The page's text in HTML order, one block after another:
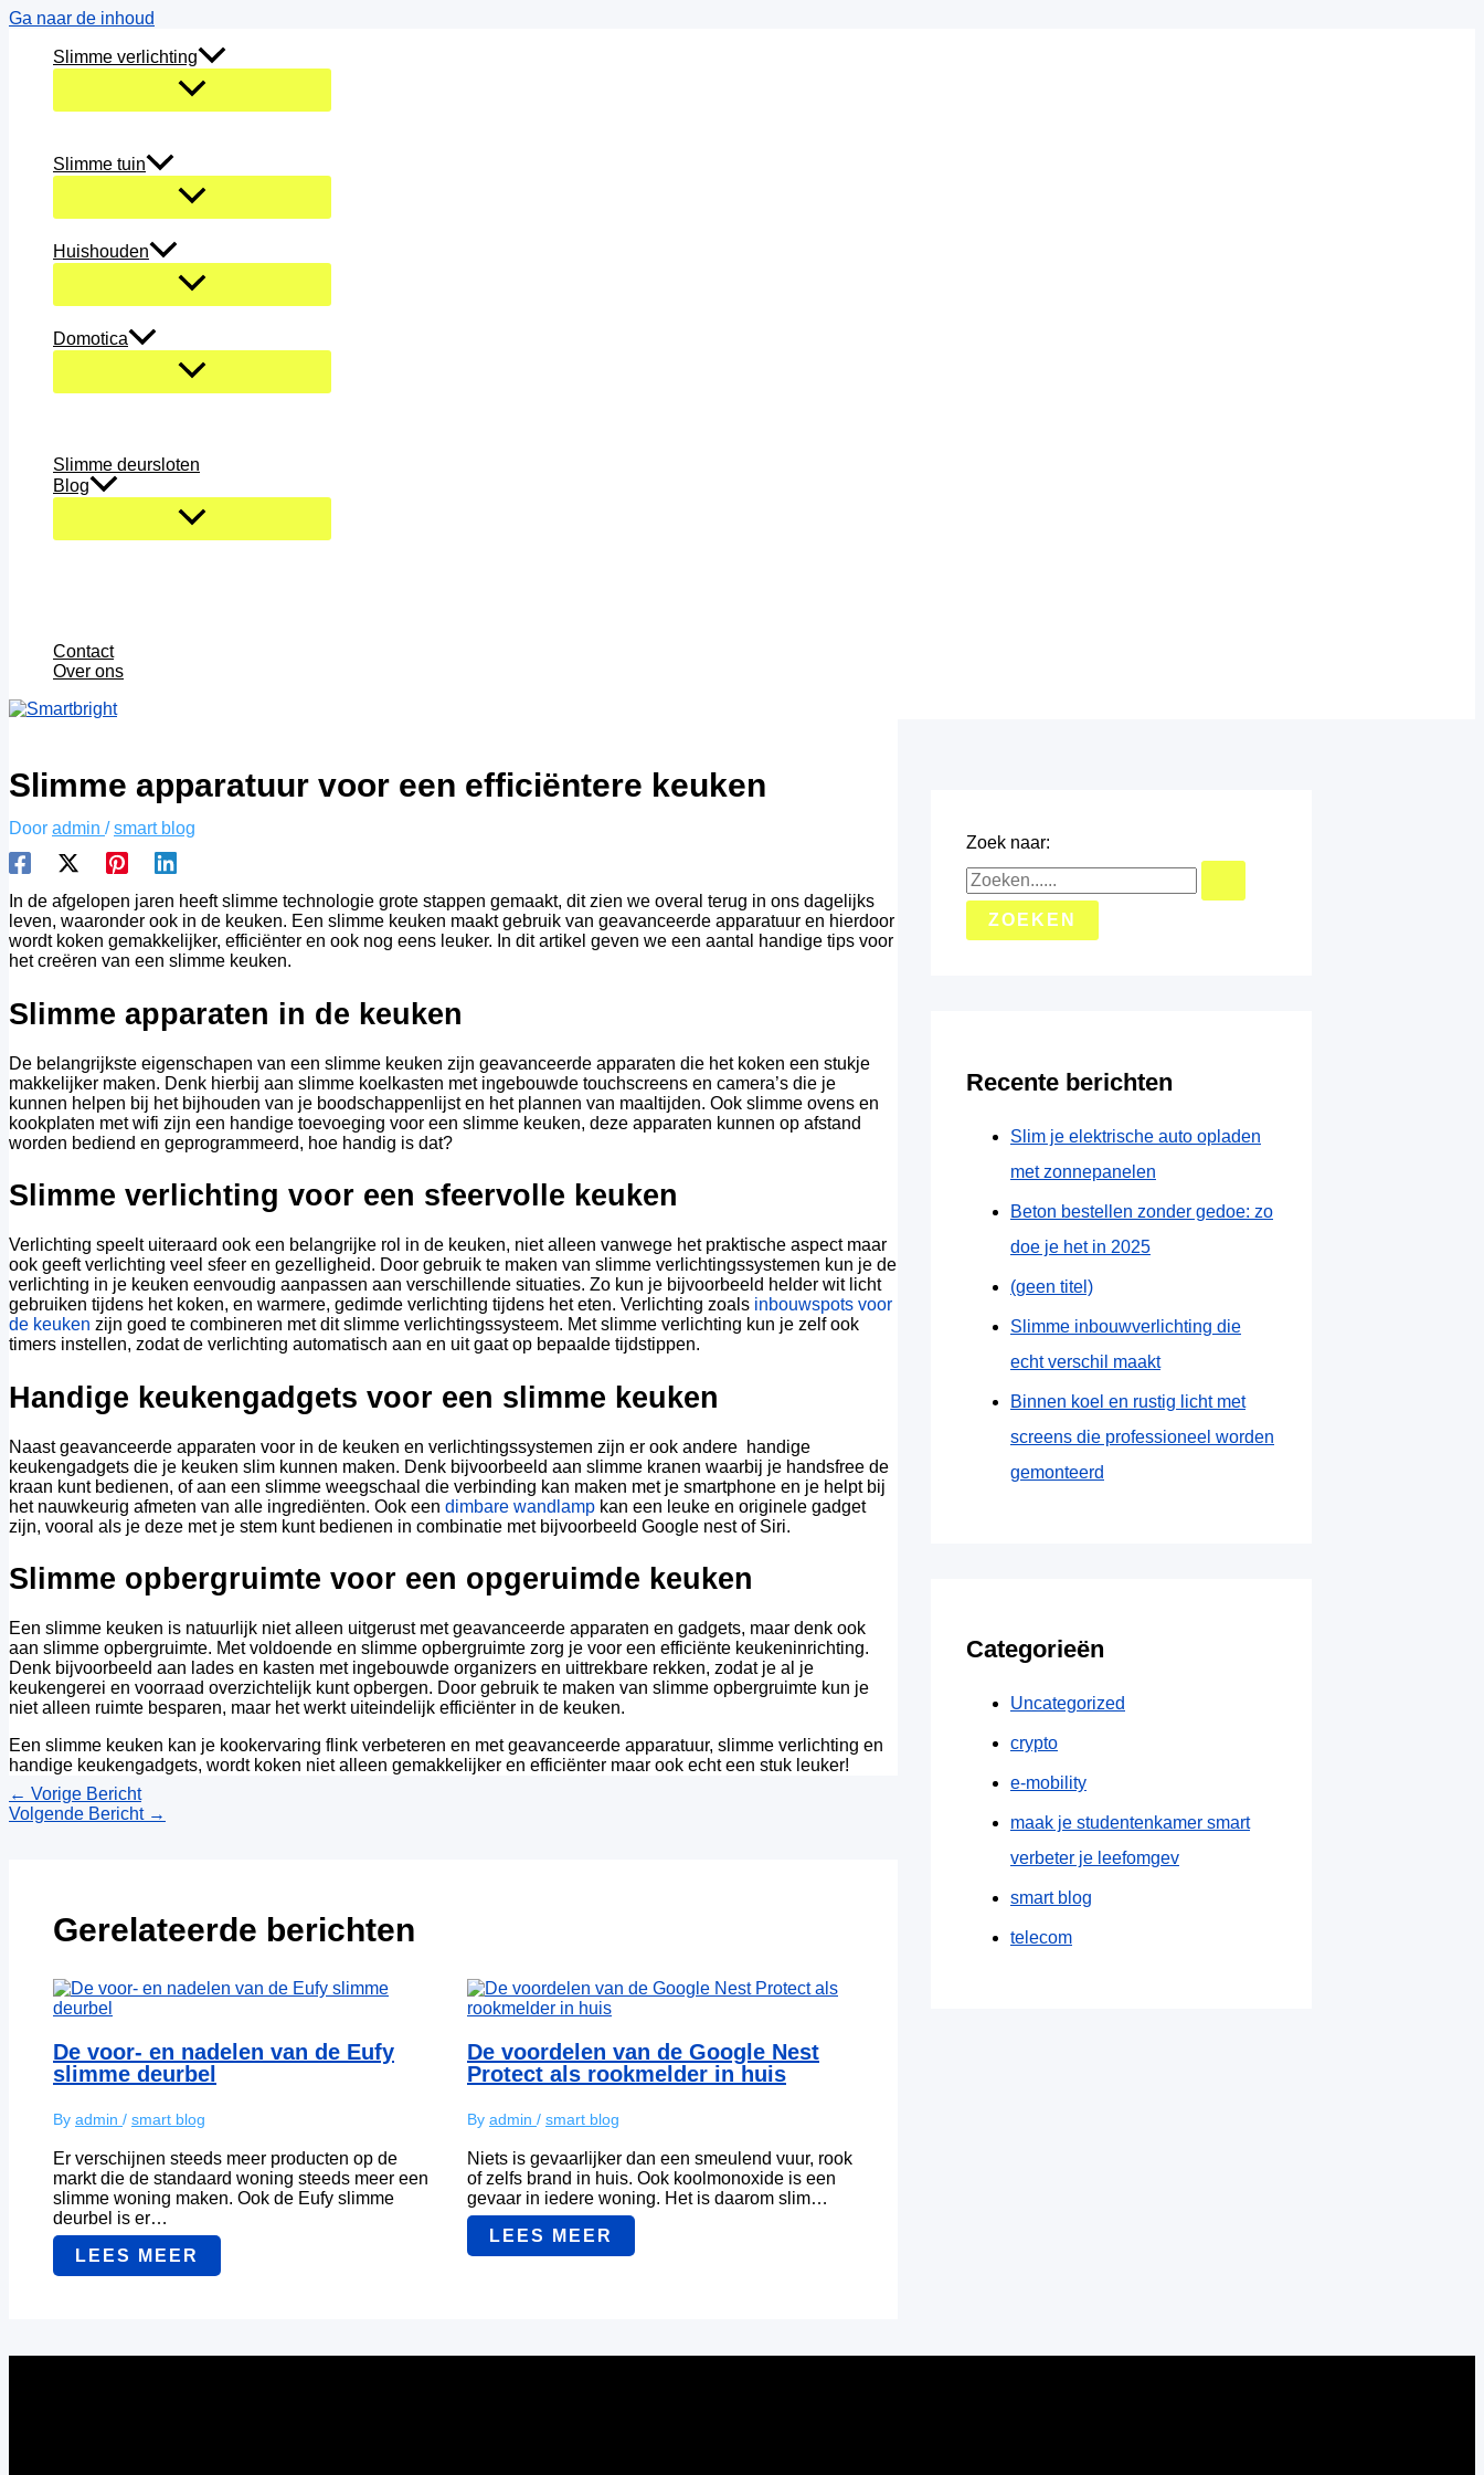
Ga naar de inhoud
Slimme verlichting
Slimme tuin
Huishouden
Domotica
Slimme deursloten
Blog
Contact
Over ons
Slimme apparatuur voor een efficiëntere keuken
Door admin /smart blog
In de afgelopen jaren heeft slimme technologie grote stappen gemaakt, dit zien we overal terug in ons dagelijks
leven, waaronder ook in de keuken. Een slimme keuken maakt gebruik van geavanceerde apparatuur en hierdoor
wordt koken gemakkelijker, efficiënter en ook nog eens leuker. In dit artikel geven we een aantal handige tips voor
het creëren van een slimme keuken.
Slimme apparaten in de keuken
De belangrijkste eigenschapen van een slimme keuken zijn geavanceerde apparaten die het koken een stukje
makkelijker maken. Denk hierbij aan slimme koelkasten met ingebouwde touchscreens en camera’s die je
kunnen helpen bij het bijhouden van je boodschappenlijst en het plannen van maaltijden. Ook slimme ovens en
kookplaten met wifi zijn een handige toevoeging voor een slimme keuken, deze apparaten kunnen op afstand
worden bediend en geprogrammeerd, hoe handig is dat?
Slimme verlichting voor een sfeervolle keuken
Verlichting speelt uiteraard ook een belangrijke rol in de keuken, niet alleen vanwege het praktische aspect maar
ook geeft verlichting veel sfeer en gezelligheid. Door gebruik te maken van slimme verlichtingssystemen kun je de
verlichting in je keuken eenvoudig aanpassen aan verschillende situaties. Zo kun je bijvoorbeeld helder wit licht
gebruiken tijdens het koken, en warmere, gedimde verlichting tijdens het eten. Verlichting zoals inbouwspots voor
de keuken zijn goed te combineren met dit slimme verlichtingssysteem. Met slimme verlichting kun je zelf ook
timers instellen, zodat de verlichting automatisch aan en uit gaat op bepaalde tijdstippen.
Handige keukengadgets voor een slimme keuken
Naast geavanceerde apparaten voor in de keuken en verlichtingssystemen zijn er ook andere handige
keukengadgets die je keuken slim kunnen maken. Denk bijvoorbeeld aan slimme kranen waarbij je handsfree de
kraan kunt bedienen, of aan een slimme weegschaal die verbinding kan maken met je smartphone en je helpt bij
het nauwkeurig afmeten van alle ingrediënten. Ook een dimbare wandlamp kan een leuke en originele gadget
zijn, vooral als je deze met je stem kunt bedienen in combinatie met bijvoorbeeld Google nest of Siri.
Slimme opbergruimte voor een opgeruimde keuken
Een slimme keuken is natuurlijk niet alleen uitgerust met geavanceerde apparaten en gadgets, maar denk ook
aan slimme opbergruimte. Met voldoende en slimme opbergruimte zorg je voor een efficiënte keukeninrichting.
Denk bijvoorbeeld aan lades en kasten met ingebouwde organizers en uittrekbare rekken, zodat je al je
keukengerei en voorraad overzichtelijk kunt opbergen. Door gebruik te maken van slimme opbergruimte kun je
niet alleen ruimte besparen, maar het werkt uiteindelijk efficiënter in de keuken.
Een slimme keuken kan je kookervaring flink verbeteren en met geavanceerde apparatuur, slimme verlichting en
handige keukengadgets, wordt koken niet alleen gemakkelijker en efficiënter maar ook echt een stuk leuker!
← Vorige Bericht
Volgende Bericht →
Gerelateerde berichten
De voor- en nadelen van de Eufy
slimme deurbel
By admin / smart blog
Er verschijnen steeds meer producten op de
markt die de standaard woning steeds meer een
slimme woning maken. Ook de Eufy slimme
deurbel is er…
LEES MEER
De voordelen van de Google Nest
Protect als rookmelder in huis
By admin / smart blog
Niets is gevaarlijker dan een smeulend vuur, rook
of zelfs brand in huis. Ook koolmonoxide is een
gevaar in iedere woning. Het is daarom slim…
LEES MEER
Zoek naar:
Recente berichten
Slim je elektrische auto opladen
met zonnepanelen
Beton bestellen zonder gedoe: zo
doe je het in 2025
(geen titel)
Slimme inbouwverlichting die
echt verschil maakt
Binnen koel en rustig licht met
screens die professioneel worden
gemonteerd
Categorieën
Uncategorized
crypto
e-mobility
maak je studentenkamer smart
verbeter je leefomgev
smart blog
telecom